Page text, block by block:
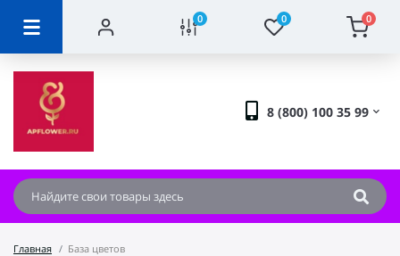
0 0 0
8 (800) 100 35 99
Главная База цветов